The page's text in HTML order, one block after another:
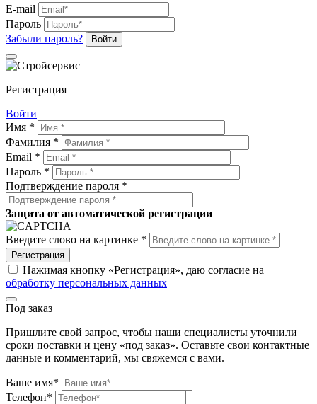
E-mail
Пароль
Забыли пароль?
Войти
Регистрация
Войти
Имя *
Фамилия *
Email *
Пароль *
Подтверждение пароля *
Защита от автоматической регистрации
Введите слово на картинке *
Регистрация
Нажимая кнопку «Регистрация», даю согласие на
обработку персональных данных
Под заказ
Пришлите свой запрос, чтобы наши специалисты уточнили
сроки поставки и цену «под заказ». Оставьте свои контактные
данные и комментарий, мы свяжемся с вами.
Ваше имя*
Телефон*